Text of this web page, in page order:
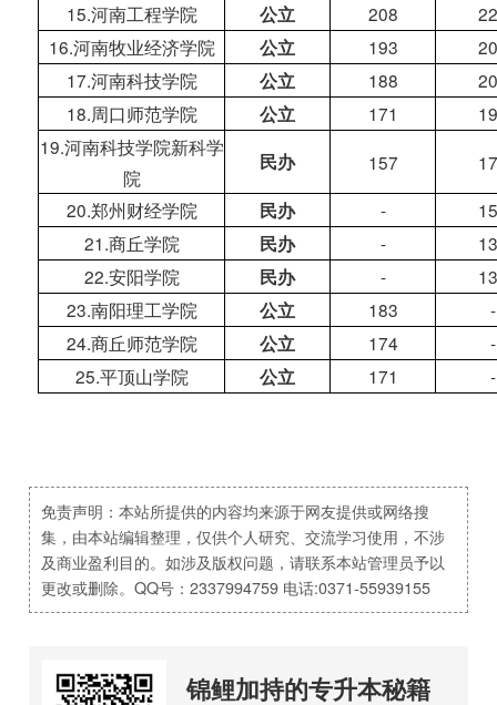
15.河南工程学院
公立 208
16.河南牧业经济学院
公立 193
17.河南科技学院
公立 188
18.周口师范学院
公立 171
19.河南科技学院新科学
院
民办 157
20.郑州财经学院
民办 -
21.商丘学院
民办 -
22.安阳学院
民办 -
23.南阳理工学院
公立 183
-
24.商丘师范学院
公立 174
-
25.平顶山学院
公立 171 -
免责声明：本站所提供的内容均来源于网友提供或网络搜
集，由本站编辑整理，仅供个人研究、交流学习使用，不涉
及商业盈利目的。如涉及版权问题，请联系本站管理员予以
更改或删除。QQ号：2337994759 电话:0371-55939155
锦鲤加持的专升本秘籍